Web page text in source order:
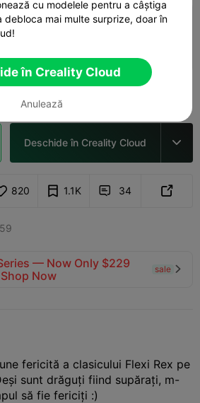
SparkX + Hi Optimized (0.2mm layer,
15% infil)
Vezi mai mult
Deschide în Creality Cloud 
820 1.1K  34 
59
— Now Only $229
Now
sale 
fericită a clasicului Flexi Rex pe
sunt drăguți fiind supărați, m-
să fie fericiți :)
cu modelele pentru a câștiga
debloca mai multe surprize, doar în
în Creality Cloud
Anulează